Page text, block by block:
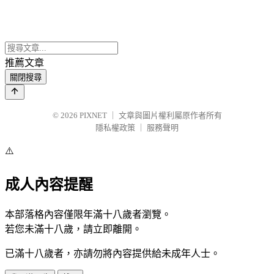
推薦文章
關閉搜尋
© 2026 PIXNET
文章與圖片權利屬原作者所有
隱私權政策
服務聲明
⚠️
成人內容提醒
本部落格內容僅限年滿十八歲者瀏覽。
若您未滿十八歲，請立即離開。
已滿十八歲者，亦請勿將內容提供給未成年人士。